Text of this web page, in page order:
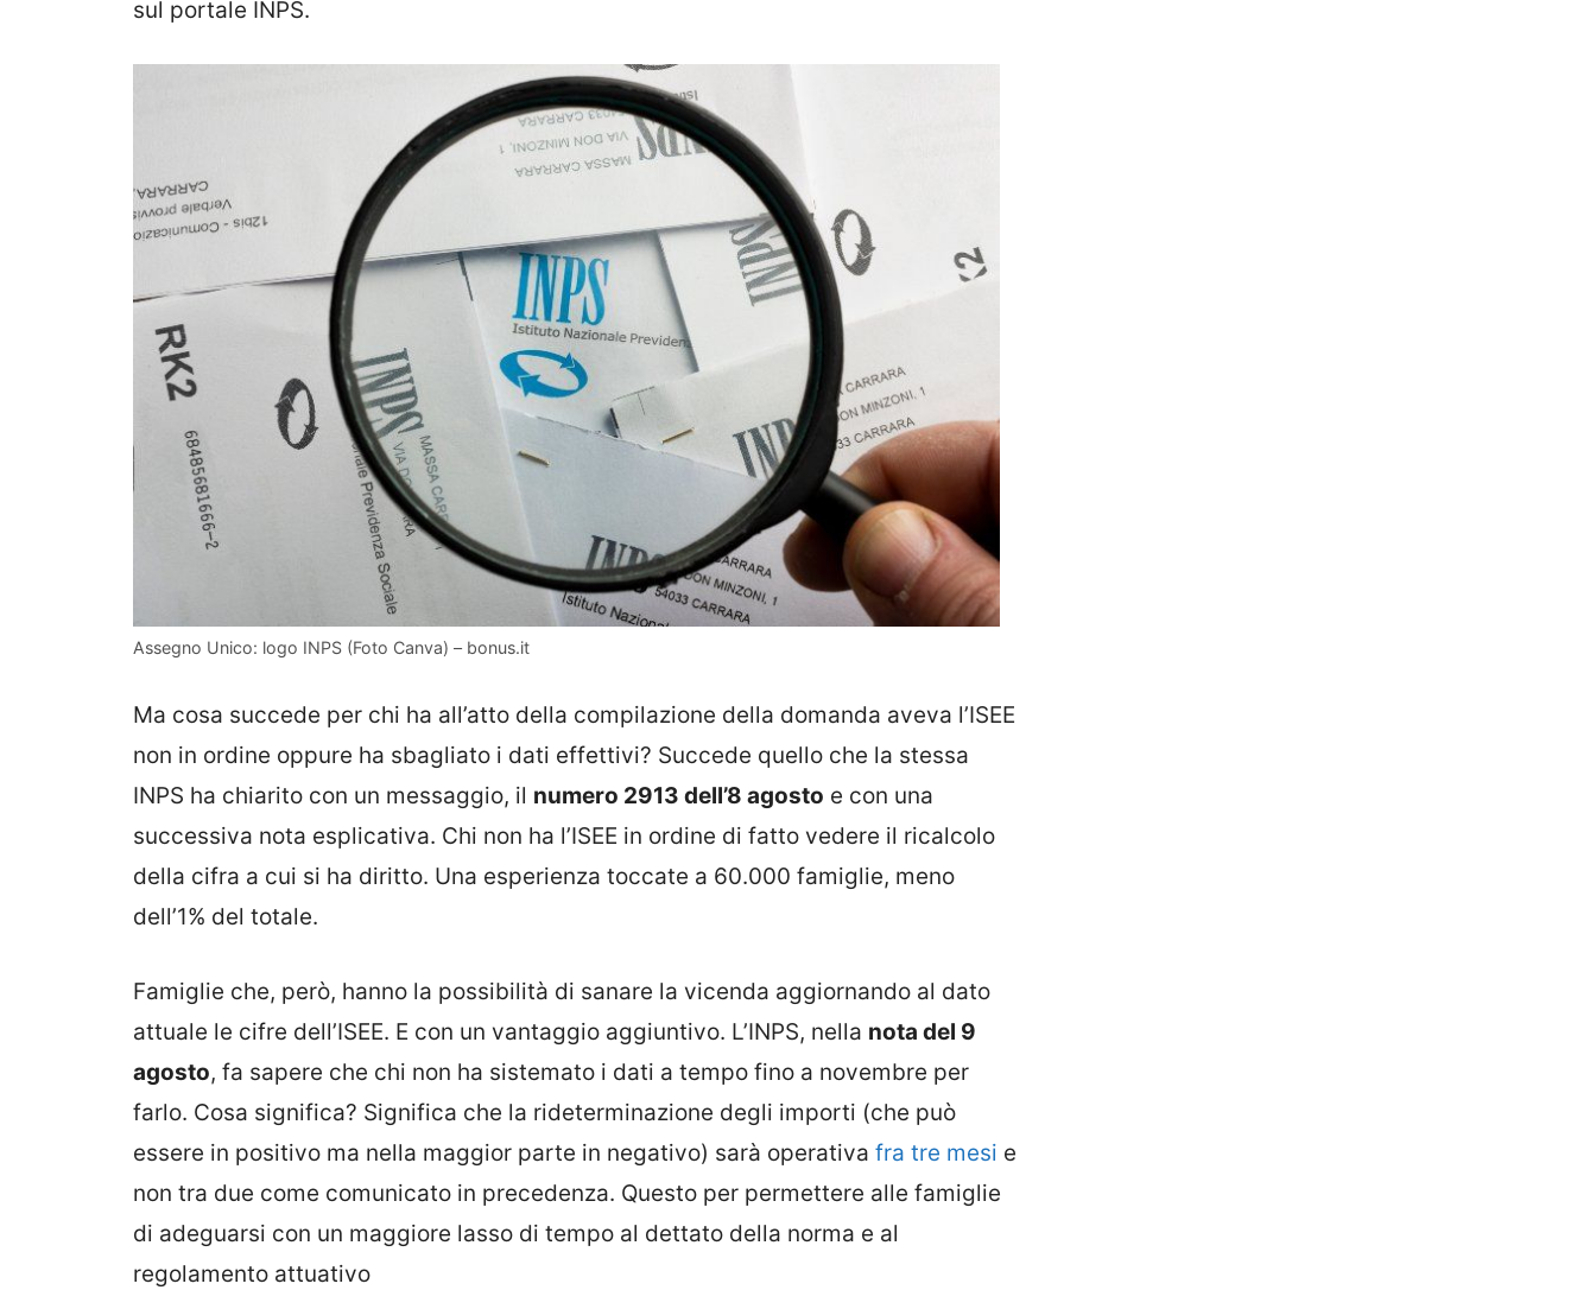
sul portale INPS.
Assegno Unico: logo INPS (Foto Canva) – bonus.it
Ma cosa succede per chi ha all’atto della compilazione della domanda aveva l’ISEE
non in ordine oppure ha sbagliato i dati effettivi? Succede quello che la stessa
INPS ha chiarito con un messaggio, il numero 2913 dell’8 agosto e con una
successiva nota esplicativa. Chi non ha l’ISEE in ordine di fatto vedere il ricalcolo
della cifra a cui si ha diritto. Una esperienza toccate a 60.000 famiglie, meno
dell’1% del totale.
Famiglie che, però, hanno la possibilità di sanare la vicenda aggiornando al dato
attuale le cifre dell’ISEE. E con un vantaggio aggiuntivo. L’INPS, nella nota del 9
agosto, fa sapere che chi non ha sistemato i dati a tempo fino a novembre per
farlo. Cosa significa? Significa che la rideterminazione degli importi (che può
essere in positivo ma nella maggior parte in negativo) sarà operativa fra tre mesi e
non tra due come comunicato in precedenza. Questo per permettere alle famiglie
di adeguarsi con un maggiore lasso di tempo al dettato della norma e al
regolamento attuativo